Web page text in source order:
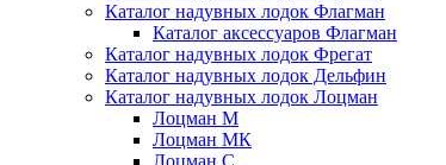
Каталог надувных лодок Флагман
Каталог аксессуаров Флагман
Каталог надувных лодок Фрегат
Каталог надувных лодок Дельфин
Каталог надувных лодок Лоцман
Лоцман М
Лоцман МК
Лоцман С